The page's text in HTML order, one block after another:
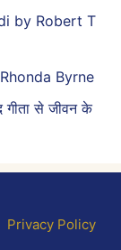
by Robert T
Byrne
से जीवन के
Privacy Policy